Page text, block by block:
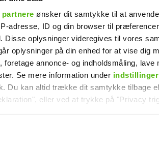
partnere ønsker dit samtykke til at
adresse, ID og din browser til
Disse oplysninger videregives til vores
oplysninger på din enhed for at vise dig
foretage annonce- og indholdsmåling, lave
Se mere information under indstillinger
Du kan altid trække dit samtykke tilbage
eller ved at trykke på "Privacy